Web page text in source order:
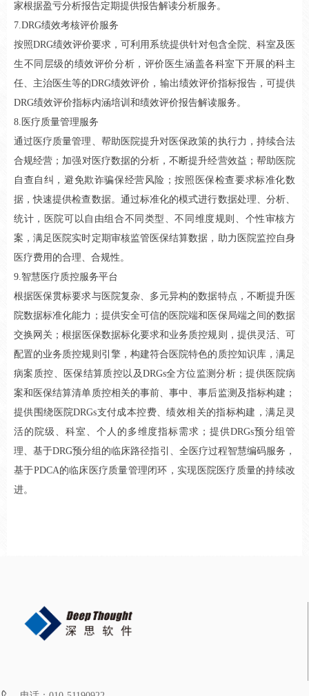
家根据盈亏分析报告定期提供报告解读分析服务。
7.DRG绩效考核评价服务
按照DRG绩效评价要求，可利用系统提供针对包含全院、科室及医
生不同层级的绩效评价分析，评价医生涵盖各科室下开展的科主
任、主治医生等的DRG绩效评价，输出绩效评价指标报告，可提供
DRG绩效评价指标内涵培训和绩效评价报告解读服务。
8.医疗质量管理服务
通过医疗质量管理、帮助医院提升对医保政策的执行力，持续合法
合规经营；加强对医疗数据的分析，不断提升经营效益；帮助医院
自查自纠，避免欺诈骗保经营风险；按照医保检查要求标准化数
据，快速提供检查数据。通过标准化的模式进行数据处理、分析、
统计，医院可以自由组合不同类型、不同维度规则、个性审核方
案，满足医院实时定期审核监管医保结算数据，助力医院监控自身
医疗费用的合理、合规性。
9.智慧医疗质控服务平台
根据医保贯标要求与医院复杂、多元异构的数据特点，不断提升医
院数据标准化能力；提供安全可信的医院端和医保局端之间的数据
交换网关；根据医保数据标化要求和业务质控规则，提供灵活、可
配置的业务质控规则引擎，构建符合医院特色的质控知识库，满足
病案质控、医保结算质控以及DRGs全方位监测分析；提供医院病
案和医保结算清单质控相关的事前、事中、事后监测及指标构建；
提供围绕医院DRGs支付成本控费、绩效相关的指标构建，满足灵
活的院级、科室、个人的多维度指标需求；提供DRGs预分组管
理、基于DRG预分组的临床路径指引、全医疗过程智慧编码服务，
基于PDCA的临床医疗质量管理闭环，实现医院医疗质量的持续改
进。